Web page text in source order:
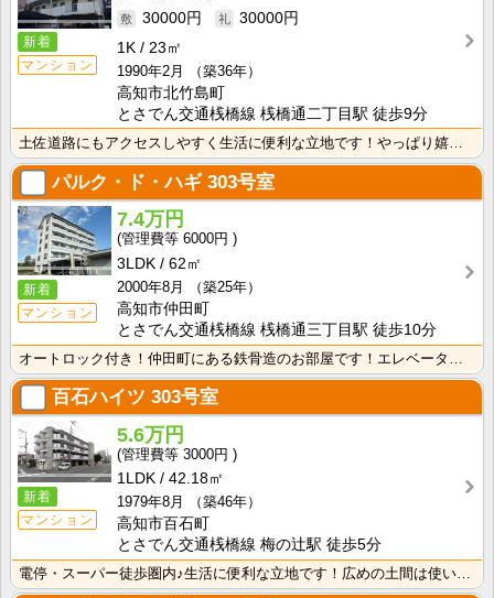
新着
マンション
30000円
30000円
1K
23㎡
1990年2月
（築36年）
高知市北竹島町
とさでん交通桟橋線 桟橋通二丁目駅 徒歩9分
パルク・ド・ハギ303号室
新着
マンション
7.4万円
6000円
3LDK
62㎡
2000年8月
（築25年）
高知市仲田町
とさでん交通桟橋線 桟橋通三丁目駅 徒歩10分
百石ハイツ 303号室
新着
マンション
5.6万円
3000円
1LDK
42.18㎡
1979年8月
（築46年）
高知市百石町
とさでん交通桟橋線 梅の辻駅 徒歩5分
電停・スーパー徒歩圏内♪生活に便利な立地です！広めの土間は使い方いろいろ♪ウォークインクローゼットが･･･